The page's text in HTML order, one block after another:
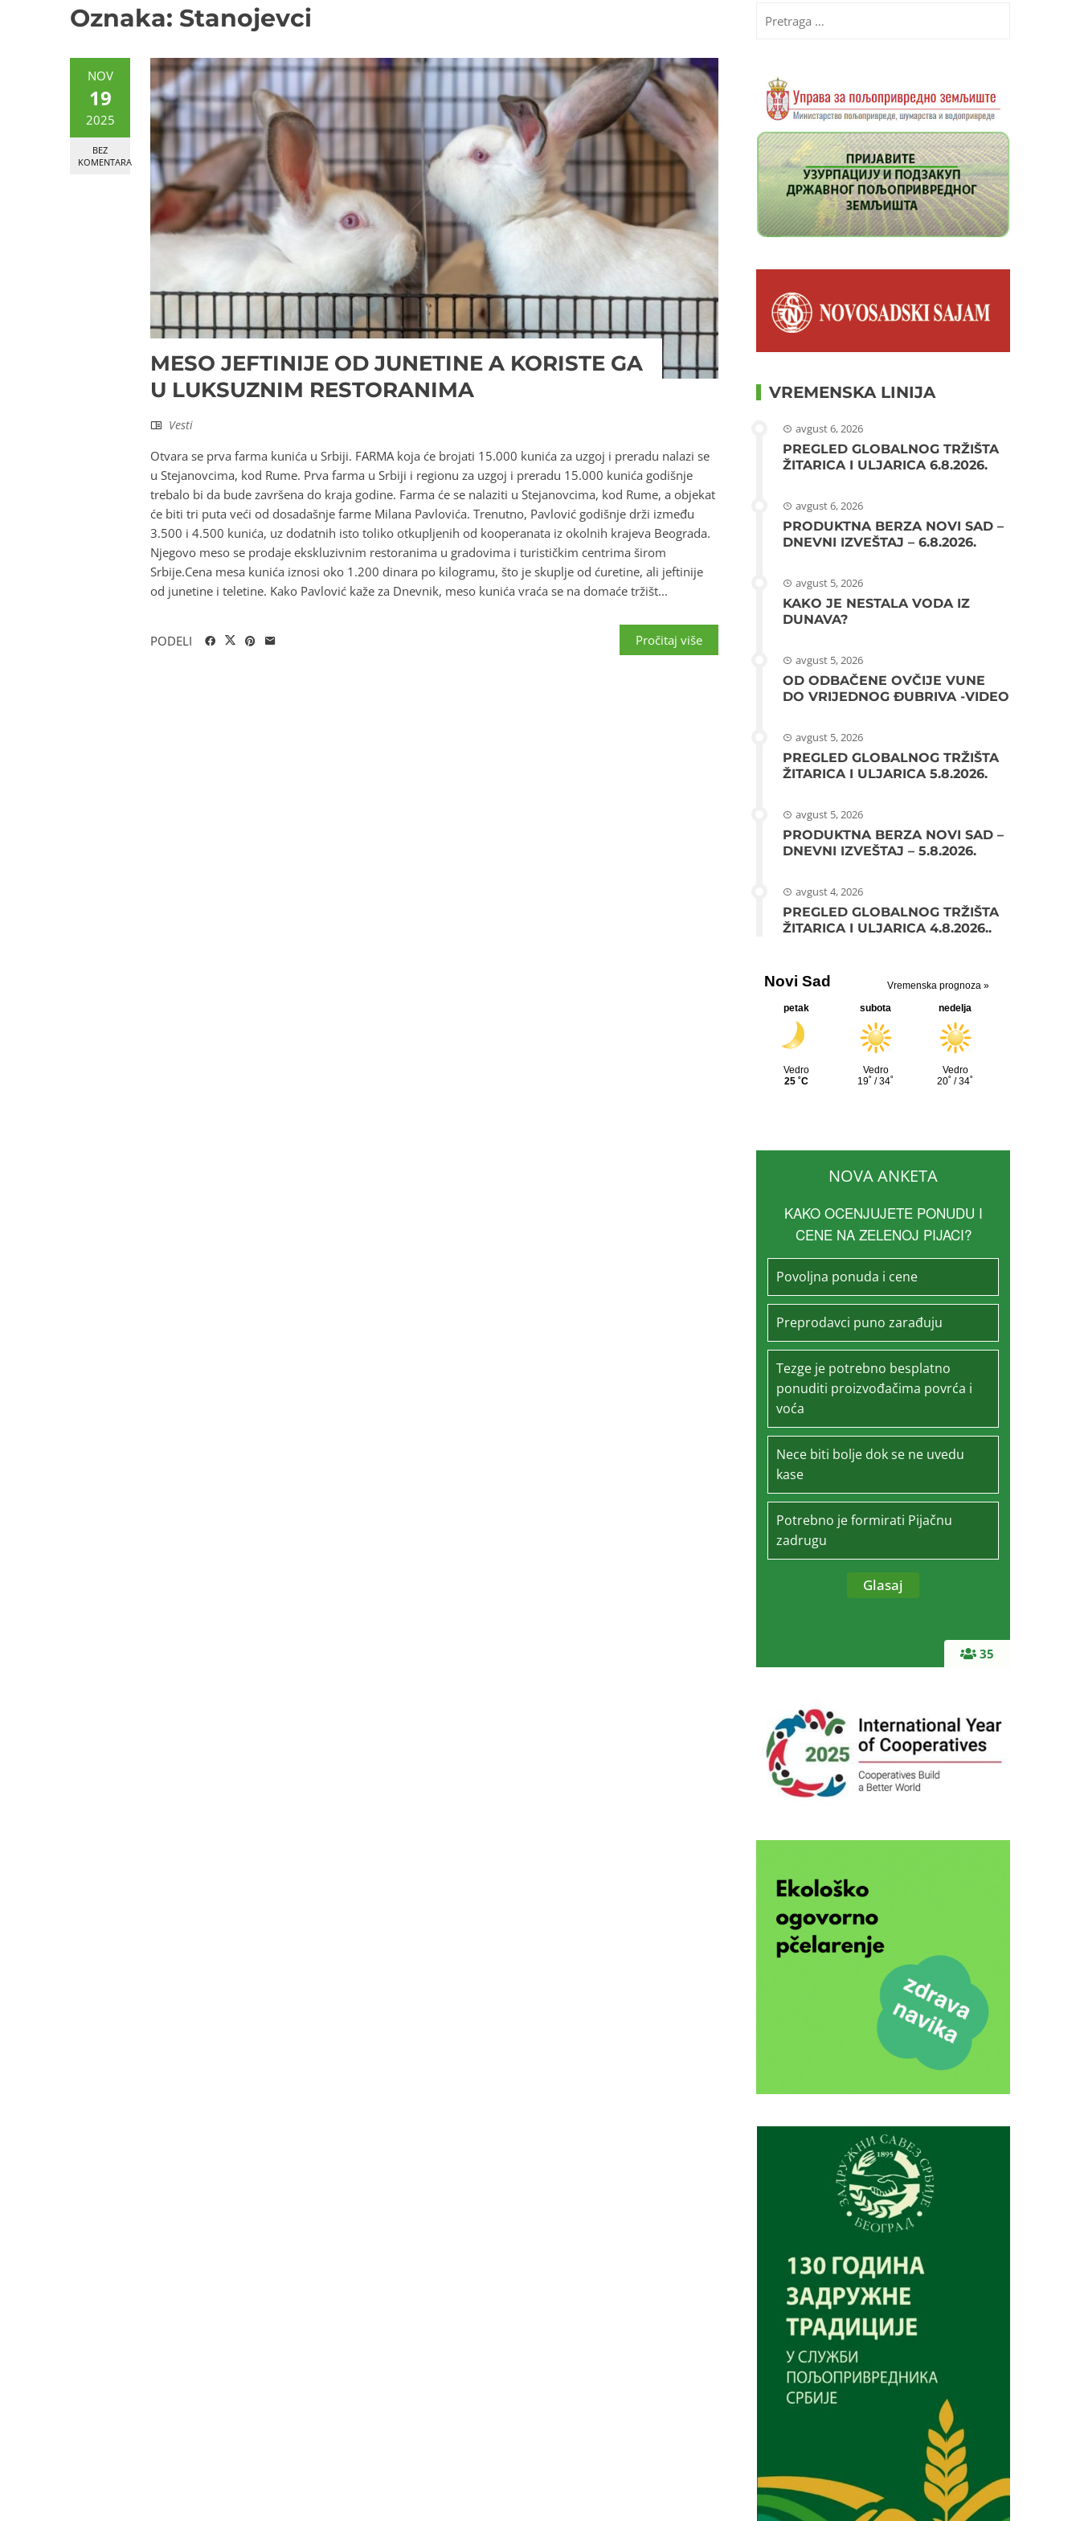
Oznaka: Stanojevci
NOV
19
2025
BEZ
KOMENTARA
MESO JEFTINIJE OD JUNETINE A KORISTE GA
U LUKSUZNIM RESTORANIMA
Vesti
Otvara se prva farma kunića u Srbiji. FARMA koja će brojati 15.000 kunića za uzgoj i preradu nalazi se
u Stejanovcima, kod Rume. Prva farma u Srbiji i regionu za uzgoj i preradu 15.000 kunića godišnje
trebalo bi da bude završena do kraja godine. Farma će se nalaziti u Stejanovcima, kod Rume, a objekat
će biti tri puta veći od dosadašnje farme Milana Pavlovića. Trenutno, Pavlović godišnje drži između
3.500 i 4.500 kunića, uz dodatnih isto toliko otkupljenih od kooperanata iz okolnih krajeva Beograda.
Njegovo meso se prodaje ekskluzivnim restoranima u gradovima i turističkim centrima širom
Srbije.Cena mesa kunića iznosi oko 1.200 dinara po kilogramu, što je skuplje od ćuretine, ali jeftinije
od junetine i teletine. Kako Pavlović kaže za Dnevnik, meso kunića vraća se na domaće tržišt...
Pročitaj više
PODELI
za:
VREMENSKA LINIJA
avgust 6, 2026
PREGLED GLOBALNOG TRŽIŠTA
ŽITARICA I ULJARICA 6.8.2026.
avgust 6, 2026
PRODUKTNA BERZA NOVI SAD –
DNEVNI IZVEŠTAJ – 6.8.2026.
avgust 5, 2026
KAKO JE NESTALA VODA IZ
DUNAVA?
avgust 5, 2026
OD ODBAČENE OVČIJE VUNE
DO VRIJEDNOG ĐUBRIVA -VIDEO
avgust 5, 2026
PREGLED GLOBALNOG TRŽIŠTA
ŽITARICA I ULJARICA 5.8.2026.
avgust 5, 2026
PRODUKTNA BERZA NOVI SAD –
DNEVNI IZVEŠTAJ – 5.8.2026.
avgust 4, 2026
PREGLED GLOBALNOG TRŽIŠTA
ŽITARICA I ULJARICA 4.8.2026..
35
NOVA ANKETA
KAKO OCENJUJETE PONUDU I
CENE NA ZELENOJ PIJACI?
Povoljna ponuda i cene
Preprodavci puno zarađuju
Tezge je potrebno besplatno
ponuditi proizvođačima povrća i
voća
Nece biti bolje dok se ne uvedu
kase
Potrebno je formirati Pijačnu
zadrugu